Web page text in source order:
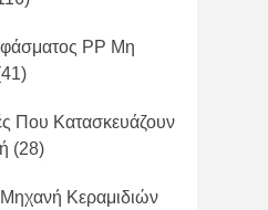
PP Μη
Που Κατασκευάζουν
(28)
Κεραμιδιών